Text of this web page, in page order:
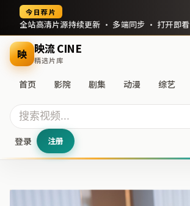
今日荐片
全站高清片源持续更新 · 多端同步 · 打开即看
映 映流 CINE
精选片库
首页 影院 剧集 动漫 综艺
登录 注册